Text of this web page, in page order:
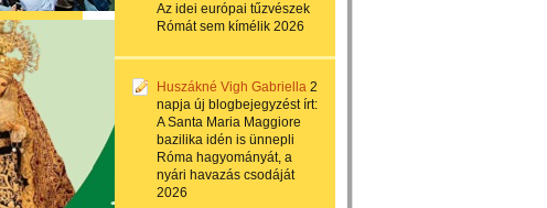
Az idei európai tűzvészek
Rómát sem kímélik 2026
Huszákné Vigh Gabriella 2
napja új blogbejegyzést írt:
A Santa Maria Maggiore
bazilika idén is ünnepli
Róma hagyományát, a
nyári havazás csodáját
2026